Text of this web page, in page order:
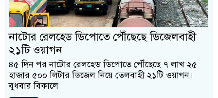
নাটোর রেলহেড ডিপোতে পৌঁছেছে ডিজেলবাহী
২১টি ওয়াগন
৪৫ দিন পর নাটোর রেলহেড ডিপোতে পৌঁছেছে ৭ লাখ ২৫
হাজার ৫০০ লিটার ডিজেল নিয়ে তেলবাহী ২১টি ওয়াগন।
বুধবার বিকালে